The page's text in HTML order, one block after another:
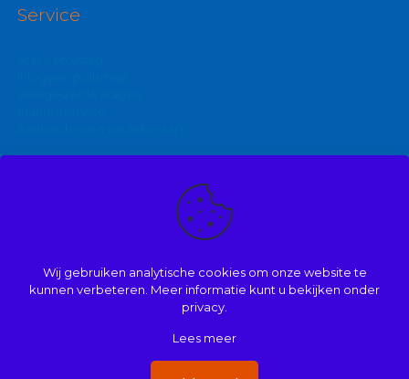
Service
Vergelijk autoverzekering
Disclaimer Dienstenwijzer/ over ons
Wij gebruiken analytische cookies om onze website te
kunnen verbeteren. Meer informatie kunt u bekijken onder
privacy.
Lees meer